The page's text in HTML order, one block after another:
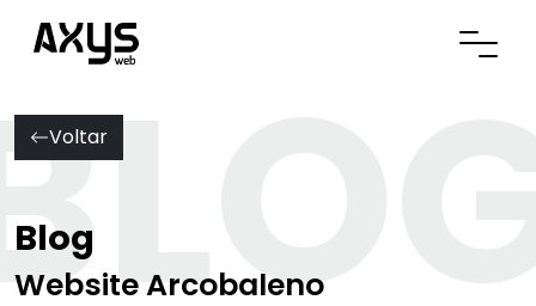
Abrir
Voltar
Blog
Website Arcobaleno